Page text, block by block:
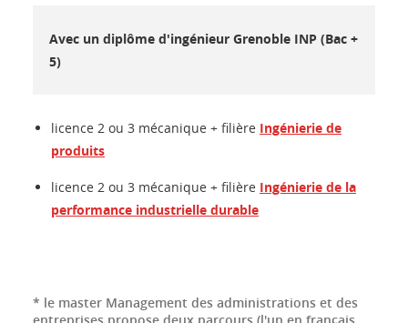
Avec un diplôme d'ingénieur Grenoble INP (Bac +
5)
licence 2 ou 3 mécanique + filière Ingénierie de
produits
licence 2 ou 3 mécanique + filière Ingénierie de la
performance industrielle durable
* le master Management des administrations et des